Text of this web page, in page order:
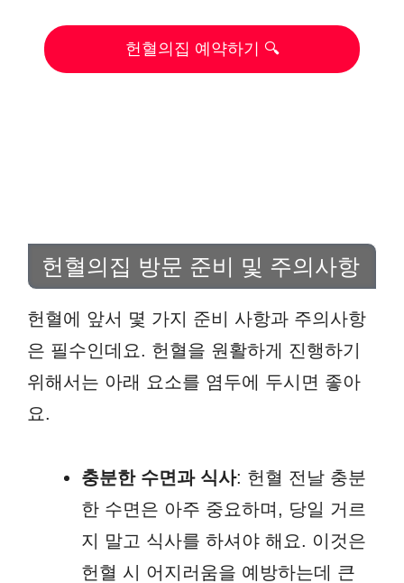
헌혈의집 예약하기 🔍
헌혈의집 방문 준비 및 주의사항
헌혈에 앞서 몇 가지 준비 사항과 주의사항
은 필수인데요. 헌혈을 원활하게 진행하기
위해서는 아래 요소를 염두에 두시면 좋아
요.
충분한 수면과 식사: 헌혈 전날 충분
한 수면은 아주 중요하며, 당일 거르
지 말고 식사를 하셔야 해요. 이것은
헌혈 시 어지러움을 예방하는데 큰